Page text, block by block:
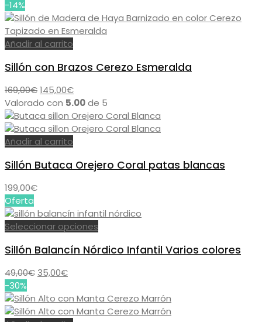
era:
179,00€.
es:
159,00€.
-14%
Añadir al carrito
Sillón con Brazos Cerezo Esmeralda
169,00€El
precio
original
era:
169,00€.
145,00€El
precio
actual
es:
Valorado con 5.00de 5
Añadir al carrito
Sillón Butaca Orejero Coral patas blancas
199,00€
Oferta
Seleccionar opciones
tiene
opciones
se
Sillón Balancín Nórdico Infantil Varios colores
49,00€ El
original
era:
35,00€El
actual
es:
-30%